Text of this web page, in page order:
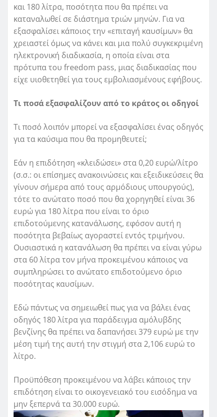
και 180 λίτρα, ποσότητα που θα πρέπει να
καταναλωθεί σε διάστημα τριών μηνών. Για να
εξασφαλίσει κάποιος την «επιταγή καυσίμων» θα
χρειαστεί όμως να κάνει και μια πολύ συγκεκριμένη
ηλεκτρονική διαδικασία, η οποία είναι στα
πρότυπα του freedom pass, μιας διαδικασίας που
είχε υιοθετηθεί για τους εμβολιασμένους εφήβους.
Τι ποσά εξασφαλίζουν από το κράτος οι οδηγοί
Τι ποσό λοιπόν μπορεί να εξασφαλίσει ένας οδηγός
για τα καύσιμα που θα προμηθευτεί;
Εάν η επιδότηση «κλειδώσει» στα 0,20 ευρώ/λίτρο
(σ.σ.: οι επίσημες ανακοινώσεις και εξειδικεύσεις θα
γίνουν σήμερα από τους αρμόδιους υπουργούς),
τότε το ανώτατο ποσό που θα χορηγηθεί είναι 36
ευρώ για 180 λίτρα που είναι το όριο
επιδοτούμενης κατανάλωσης, εφόσον αυτή η
ποσότητα βεβαίως αγοραστεί εντός τριμήνου.
Ουσιαστικά η κατανάλωση θα πρέπει να είναι γύρω
στα 60 λίτρα τον μήνα προκειμένου κάποιος να
συμπληρώσει το ανώτατο επιδοτούμενο όριο
ποσότητας καυσίμων.
Εδώ πάντως να σημειωθεί πως για να βάλει ένας
οδηγός 180 λίτρα για παράδειγμα αμόλυβδης
βενζίνης θα πρέπει να δαπανήσει 379 ευρώ με την
μέση τιμή της αυτή την στιγμή στα 2,106 ευρώ το
λίτρο.
Προϋπόθεση προκειμένου να λάβει κάποιος την
επιδότηση είναι το οικογενειακό του εισόδημα να
μην ξεπερνά τα 30.000 ευρώ.